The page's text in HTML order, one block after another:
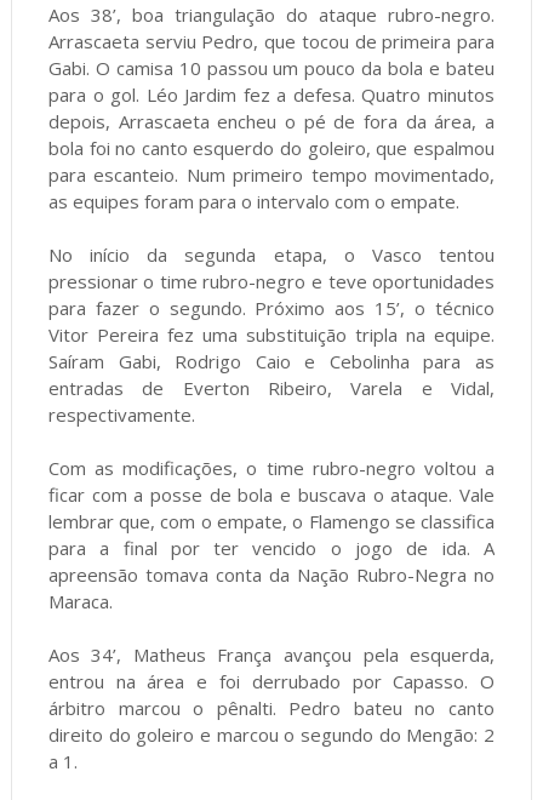
Aos 38’, boa triangulação do ataque rubro-negro.
Arrascaeta serviu Pedro, que tocou de primeira para
Gabi. O camisa 10 passou um pouco da bola e bateu
para o gol. Léo Jardim fez a defesa. Quatro minutos
depois, Arrascaeta encheu o pé de fora da área, a
bola foi no canto esquerdo do goleiro, que espalmou
para escanteio. Num primeiro tempo movimentado,
as equipes foram para o intervalo com o empate.
No início da segunda etapa, o Vasco tentou
pressionar o time rubro-negro e teve oportunidades
para fazer o segundo. Próximo aos 15’, o técnico
Vitor Pereira fez uma substituição tripla na equipe.
Saíram Gabi, Rodrigo Caio e Cebolinha para as
entradas de Everton Ribeiro, Varela e Vidal,
respectivamente.
Com as modificações, o time rubro-negro voltou a
ficar com a posse de bola e buscava o ataque. Vale
lembrar que, com o empate, o Flamengo se classifica
para a final por ter vencido o jogo de ida. A
apreensão tomava conta da Nação Rubro-Negra no
Maraca.
Aos 34’, Matheus França avançou pela esquerda,
entrou na área e foi derrubado por Capasso. O
árbitro marcou o pênalti. Pedro bateu no canto
direito do goleiro e marcou o segundo do Mengão: 2
a 1.